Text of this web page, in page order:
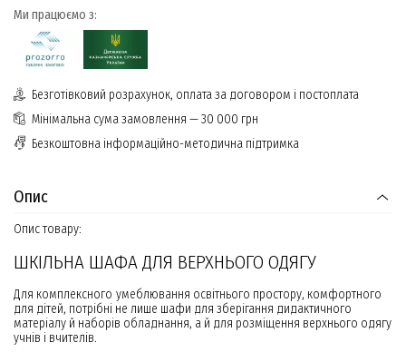
Ми працюємо з:
Безготівковий розрахунок, оплата за договором і постоплата
Мінімальна сума замовлення — 30 000 грн
Безкоштовна інформаційно-методична підтримка
Опис
Опис товару:
ШКІЛЬНА ШАФА ДЛЯ ВЕРХНЬОГО ОДЯГУ
Для комплексного умеблювання освітнього простору, комфортного
для дітей, потрібні не лише шафи для зберігання дидактичного
матеріалу й наборів обладнання, а й для розміщення верхнього одягу
учнів і вчителів.